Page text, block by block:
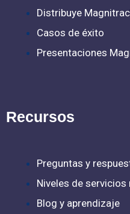
Distribuye
Casos de éxito
Presentaciones
Recursos
Preguntas y
Niveles de
Blog y aprendizaje